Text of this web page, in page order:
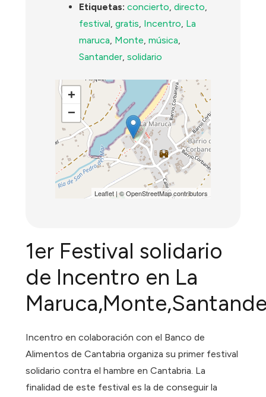
Etiquetas: concierto,directo,
festival,gratis, Incentro, La
maruca, Monte,música,
Santander,solidario
+
−
Leaflet| ©OpenStreetMapcontributors
1er Festival solidario
de Incentro en La
Incentro en colaboración con el Banco de
Alimentos de Cantabria organiza su primer festival
solidario contra el hambre en Cantabria. La
finalidad de este festival es la de conseguir la